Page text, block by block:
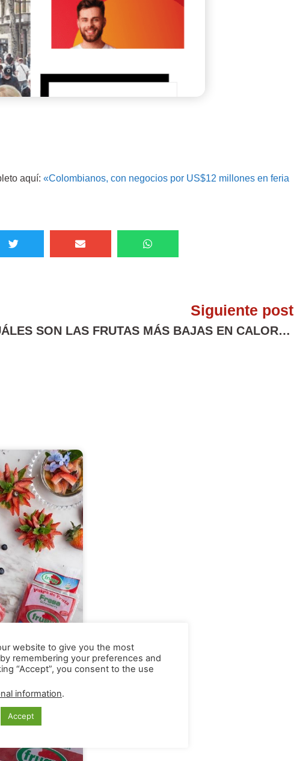
aquí: «Colombianos, con negocios por US$12 millones en feria
Siguiente post
¿CUÁLES SON LAS FRUTAS MÁS BAJAS EN CALORÍAS?
website to give you the most
remembering your preferences and
“Accept”, you consent to the use
information.
Accept